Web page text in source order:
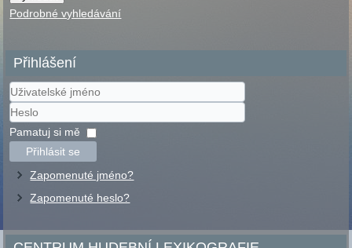
Podrobné vyhledávání
Přihlášení
Uživatelské
jméno
Heslo
Pamatuj si mě
Přihlásit se
Zapomenuté jméno?
Zapomenuté heslo?